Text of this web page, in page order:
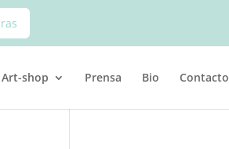
Art-shop Prensa Bio Contacto